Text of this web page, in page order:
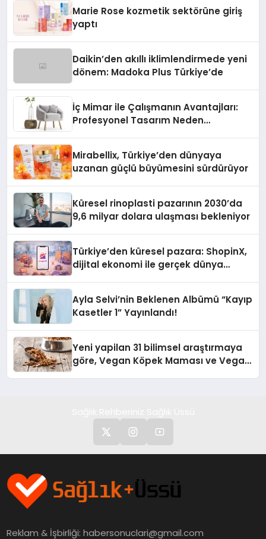
Marie Rose kozmetik sektörüne giriş
yaptı
Daikin’den akıllı iklimlendirmede yeni
dönem: Madoka Plus Türkiye’de
İç Mimar ile Çalışmanın Avantajları:
Profesyonel Tasarım Neden
Mirabellix, Türkiye’den dünyaya
uzanan güçlü büyümesini sürdürüyor
Küresel rinoplasti pazarının 2030’da
9,6 milyar dolara ulaşması bekleniyor
Türkiye’den küresel pazara: ShopinX,
dijital ekonomi ile gerçek dünya
Ayla Selvi’nin Beklenen Albümü “Kayıp
Kasetler 1” Yayınlandı!
Yeni yapilan 31 bilimsel araştırmaya
göre, Vegan Köpek Maması ve Vegan
Reklam & İşbirliği:habersonuclari@gmail.com